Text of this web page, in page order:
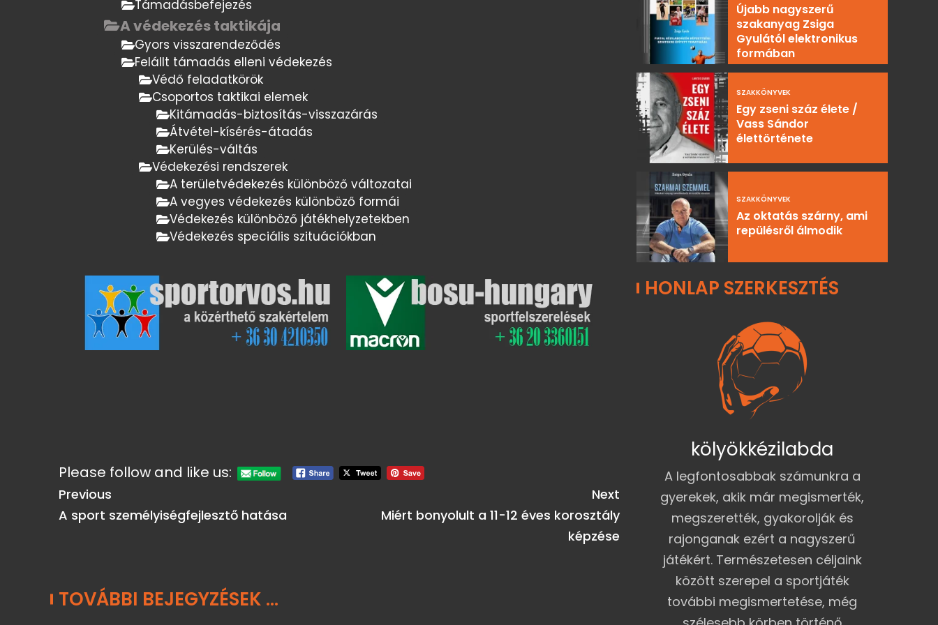
Támadásbefejezés
A védekezés taktikája
Gyors visszarendeződés
Felállt támadás elleni védekezés
Védő feladatkörök
Csoportos taktikai elemek
Kitámadás-biztosítás-visszazárás
Átvétel-kísérés-átadás
Kerülés-váltás
Védekezési rendszerek
A területvédekezés különböző változatai
A vegyes védekezés különböző formái
Védekezés különböző játékhelyzetekben
Védekezés speciális szituációkban
Please follow and like us:
Previous
A sport személyiségfejlesztő hatása
Next
Miért bonyolult a 11-12 éves korosztály
képzése
TOVÁBBI BEJEGYZÉSEK ...
Újabb nagyszerű
szakanyag Zsiga
Gyulától elektronikus
formában
SZAKKÖNYVEK
Egy zseni száz élete /
Vass Sándor
élettörténete
SZAKKÖNYVEK
Az oktatás szárny, ami
repülésről álmodik
HONLAP SZERKESZTÉS
kölyökkézilabda
A legfontosabbak számunkra a
gyerekek, akik már megismerték,
megszerették, gyakorolják és
rajonganak ezért a nagyszerű
játékért. Természetesen céljaink
között szerepel a sportjáték
további megismertetése, még